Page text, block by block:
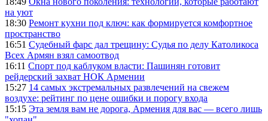
на уют
18:30 Ремонт кухни под ключ: как формируется комфортное
пространство
16:51 Судебный фарс дал трещину: Судья по делу Католикоса
Всех Армян взял самоотвод
16:11 Спорт под каблуком власти: Пашинян готовит
рейдерский захват НОК Армении
15:27 14 самых экстремальных развлечений на свежем
воздухе: рейтинг по цене ошибки и порогу входа
15:15 Эта земля вам не дорога, Армения для вас — всего лишь